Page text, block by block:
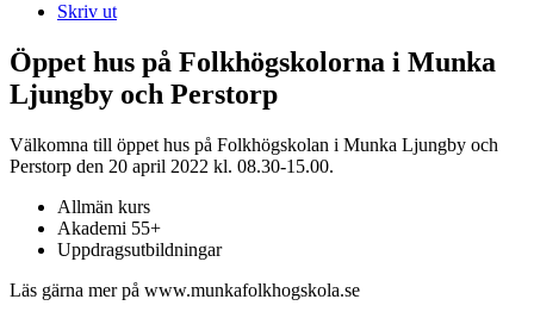
Skriv ut
Öppet hus på Folkhögskolorna i Munka
Ljungby och Perstorp
Välkomna till öppet hus på Folkhögskolan i Munka Ljungby och
Perstorp den 20 april 2022 kl. 08.30-15.00.
Allmän kurs
Akademi 55+
Uppdragsutbildningar
Läs gärna mer på www.munkafolkhogskola.se